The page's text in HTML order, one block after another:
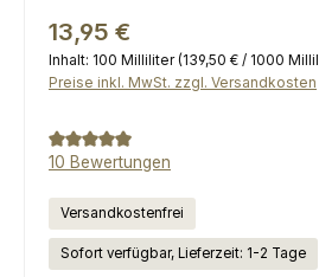
Regulärer Preis:
13,95 €
Inhalt: 100 Milliliter(139,50 € / 1000
Preise inkl. MwSt. zzgl. Versandkosten
Durchschnittliche Bewertung von
10 Bewertungen
Versandkostenfrei
Sofort verfügbar, Lieferzeit: 1-2 Tage